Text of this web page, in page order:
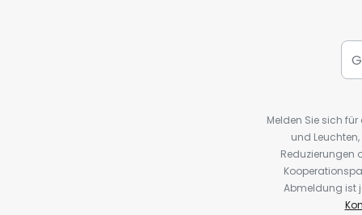
Melden Sie sich
und
Reduzierungen
Abmeldung ist